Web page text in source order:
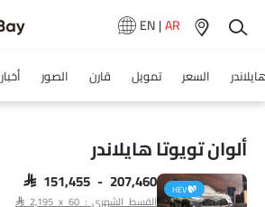
EN|AR
السعر تمويل قارن الصور أخبار
ألوان تويوتا هايلاندر
HEV
SAR 151,455 - 207,460
القسط الشهري : SAR 2,195 x 60